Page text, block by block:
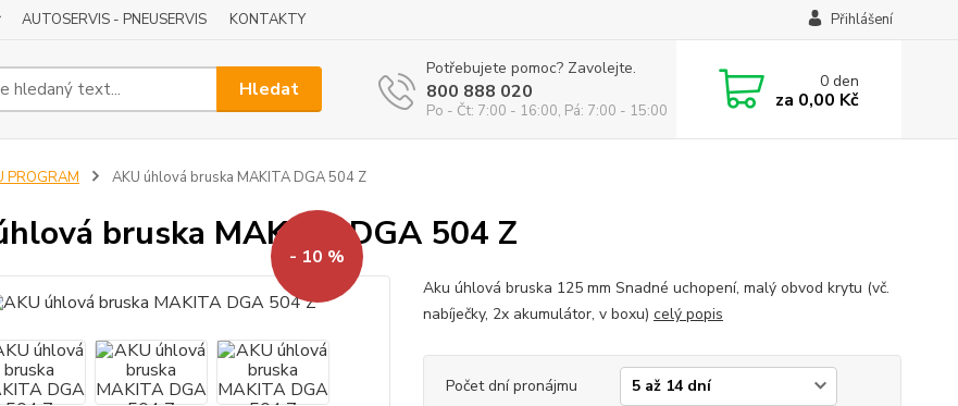
AUTOSERVIS - PNEUSERVIS KONTAKTY Přihlášení
Hledat
Potřebujete pomoc? Zavolejte.
800 888 020
Po - Čt: 7:00 - 16:00, Pá: 7:00 - 15:00
0den
za 0,00 Kč
PROGRAM AKU úhlová bruska MAKITA DGA 504 Z
bruska MAKITA DGA 504 Z
- 10 %
Aku úhlová bruska 125 mm Snadné uchopení, malý obvod krytu (vč.
nabíječky, 2x akumulátor, v boxu) celý popis
Počet dní pronájmu